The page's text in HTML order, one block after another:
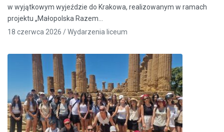
w wyjątkowym wyjeździe do Krakowa, realizowanym w ramach
projektu „Małopolska Razem…
18 czerwca 2026 /Wydarzenia liceum